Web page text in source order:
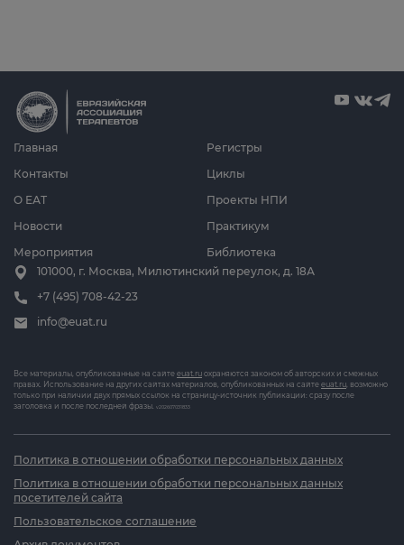
Главная
О ЕАТ
Новости
Мероприятия
Циклы
Проекты НПИ
Практикум
Библиотека
Регистры
Контакты
101000, г. Москва, Милютинский переулок, д. 18А
+7 (495) 708-42-23
info@euat.ru
Все материалы, опубликованные на сайте euat.ru охраняются законом об авторских и смежных
правах. Использование на других сайтах материалов, опубликованных на сайте euat.ru, возможно
только при наличии двух прямых ссылок на страницу-источник публикации: сразу после
заголовка и после последней фразы. v202607031833
Политика в отношении обработки персональных данных
Политика в отношении обработки персональных данных
посетителей сайта
Пользовательское соглашение